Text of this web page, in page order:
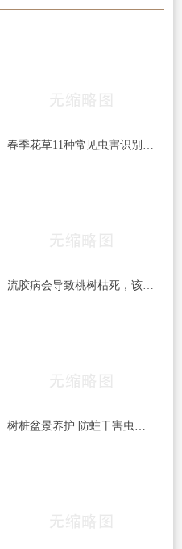
春季花草11种常见虫害识别及病虫害防治方法
流胶病会导致桃树枯死，该如何预防和治疗桃树流胶病呢
树桩盆景养护 防蛀干害虫的几种方法